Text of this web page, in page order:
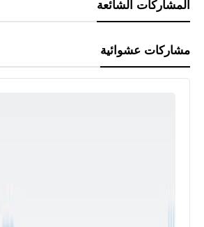
المشاركات الشائعة
مشاركات عشوائية